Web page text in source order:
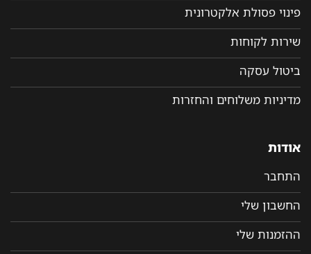
פינוי פסולת אלקטרונית
שירות לקוחות
ביטול עסקה
מדיניות משלוחים והחזרות
אודות
התחבר
החשבון שלי
ההזמנות שלי